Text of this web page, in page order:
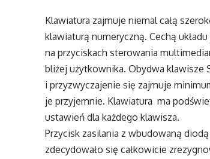
Klawiatura zajmuje niemal całą
klawiaturą numeryczną. Cechą
na przyciskach sterowania
bliżej użytkownika. Obydwa klawisze
i przyzwyczajenie się zajmuje
je przyjemnie. Klawiatura ma
ustawień dla każdego klawisza.
Przycisk zasilania z wbudowaną
zdecydowało się całkowicie